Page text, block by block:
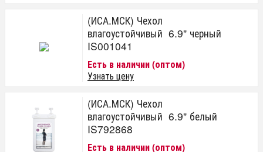
(ИСА.МСК) Чехол
влагоустойчивый 6.9" черный
IS001041
Есть в наличии (оптом)
Узнать цену
(ИСА.МСК) Чехол
влагоустойчивый 6.9" белый
IS792868
Есть в наличии (оптом)